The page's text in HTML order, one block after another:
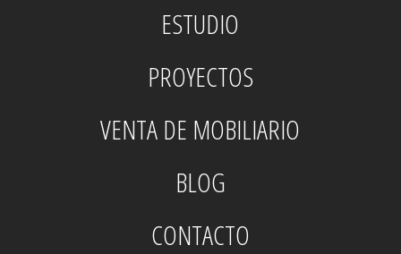
ESTUDIO
PROYECTOS
VENTA DE MOBILIARIO
BLOG
CONTACTO